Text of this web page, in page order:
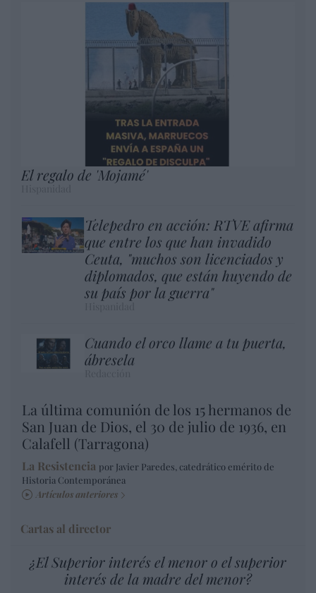
El regalo de 'Mojamé'
Telepedro en acción: RTVE afirma
que entre los que han invadido
Ceuta, "muchos son licenciados y
diplomados, que están huyendo de
su país por la guerra"
Cuando el orco llame a tu puerta,
ábresela
La última comunión de los 15 hermanos de
San Juan de Dios, el 30 de julio de 1936, en
Calafell (Tarragona)
La Resistencia por Javier Paredes, catedrático emérito de
Historia Contemporánea
Artículos anteriores
Cartas al director
¿El Superior interés el menor o el superior
interés de la madre del menor?